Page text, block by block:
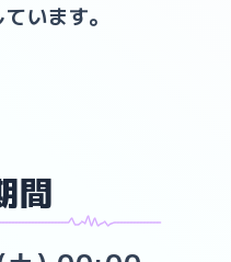
います。
間